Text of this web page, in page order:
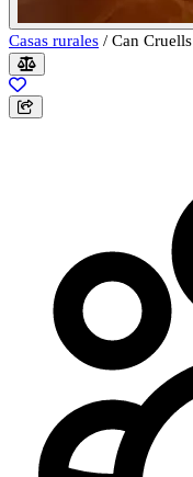
Casas rurales / Can Cruells